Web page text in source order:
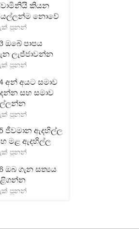
කියන
නොවේ
පූනන්
ඔබේ පාපය
ලැජ්ජාවන්න
පූනන්
අන් අයට සමාව
සහ සමාව
පූනන්
ජීවමාන ඇදහිල්ල
මළ ඇදහිල්ල
පූනන්
ඔබ ගැන සත්‍යය
පූනන්